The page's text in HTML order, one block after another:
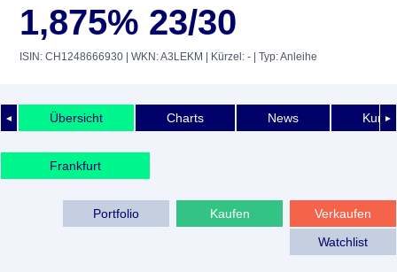
1,875% 23/30
ISIN: CH1248666930 | WKN: A3LEKM | Kürzel: - | Typ: Anleihe
◄ ►
Übersicht Charts News
Frankfurt
Verkaufen
Kaufen
Portfolio
Watchlist